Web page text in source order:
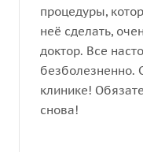
процедуры,
неё сделать,
доктор. Все
безболезненно.
клинике!
снова!